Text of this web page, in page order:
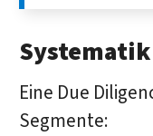
Eine Due
Segmente: